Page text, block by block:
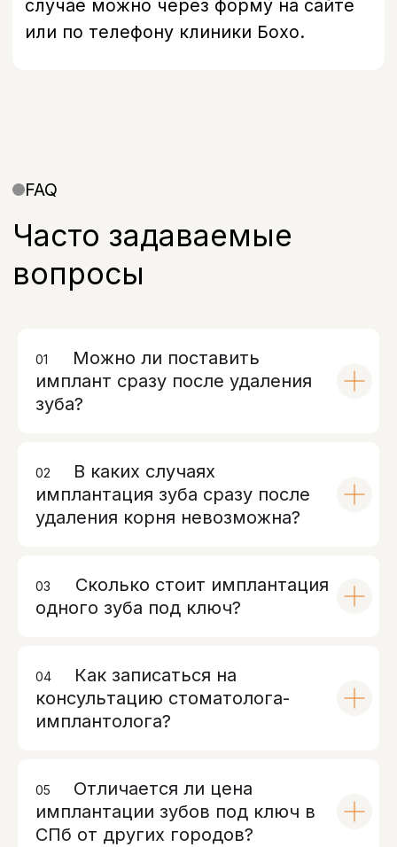
01
Можно ли поставить
имплант сразу после удаления
зуба?
02
В каких случаях
имплантация зуба сразу после
удаления корня невозможна?
03
Сколько стоит имплантация
одного зуба под ключ?
04
Как записаться на
консультацию стоматолога-
имплантолога?
05
Отличается ли цена
имплантации зубов под ключ в
СПб от других городов?